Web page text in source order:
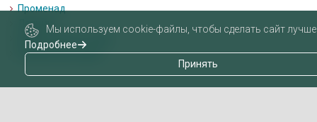
Променад
Лекции
Квизы, квесты, игры.
Пушкинская карта
Мы используем cookie-файлы, чтобы сделать сайт лучше
Подробнее
Принять